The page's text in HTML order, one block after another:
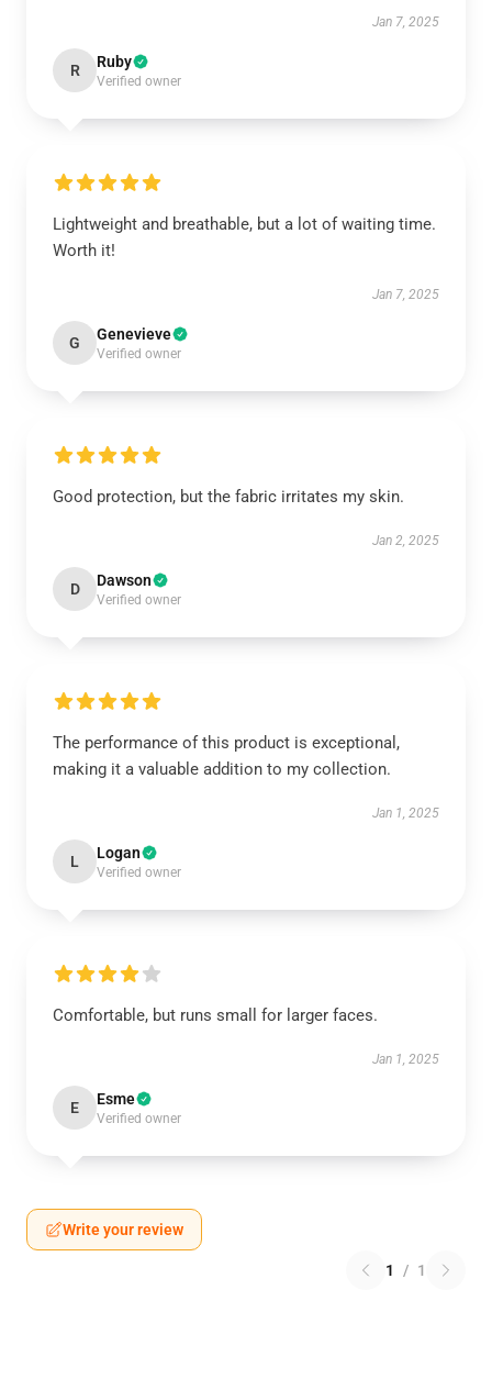
Jan 7, 2025
R Ruby
Verified owner
Lightweight and breathable, but a lot of waiting time.
Worth it!
Jan 7, 2025
G Genevieve
Verified owner
Good protection, but the fabric irritates my skin.
Jan 2, 2025
D Dawson
Verified owner
The performance of this product is exceptional,
making it a valuable addition to my collection.
Jan 1, 2025
L Logan
Verified owner
Comfortable, but runs small for larger faces.
Jan 1, 2025
E Esme
Verified owner
Write your review
1 / 1